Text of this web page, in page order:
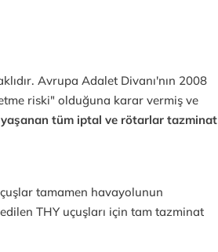
Avrupa Adalet Divanı'nın 2008
riski" olduğuna karar vermiş ve
yaşanan tüm iptal ve rötarlar tazminat
tamamen havayolunun
THY uçuşları için tam tazminat